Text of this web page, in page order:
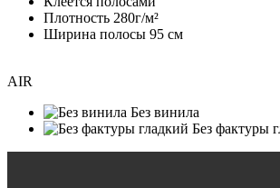
Плотность 280г/м²
Ширина полосы 95 см
AIR
Без винила
Без фактуры